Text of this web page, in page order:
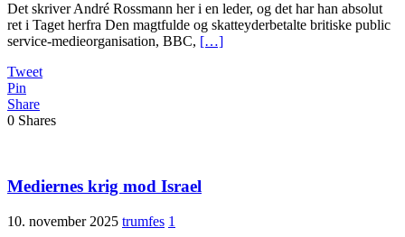
Det skriver André Rossmann her i en leder, og det har han absolut
ret i Taget herfra Den magtfulde og skatteyderbetalte britiske public
service-medieorganisation, BBC, […]
Tweet
Pin
Share
0 Shares
Mediernes krig mod Israel
10. november 2025 trumfes 1